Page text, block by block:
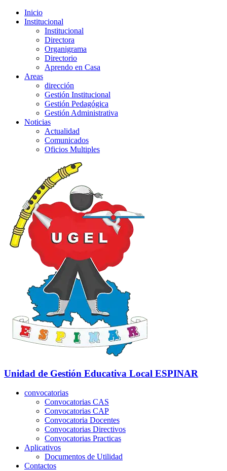
Inicio
Institucional
Institucional
Directora
Organigrama
Directorio
Aprendo en Casa
Areas
dirección
Gestión Institucional
Gestión Pedagógica
Gestión Administrativa
Noticias
Actualidad
Comunicados
Oficios Multiples
Unidad de Gestión Educativa Local ESPINAR
convocatorias
Convocatorias CAS
Convocatorias CAP
Convocatoria Docentes
Convocatorias Directivos
Convocatorias Practicas
Aplicativos
Documentos de Utilidad
Contactos